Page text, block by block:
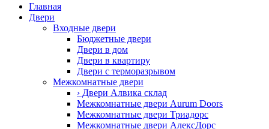
Главная
Двери
Входные двери
Бюджетные двери
Двери в дом
Двери в квартиру
Двери с терморазрывом
Межкомнатные двери
› Двери Алвика склад
Межкомнатные двери Aurum Doors
Межкомнатные двери Триадорс
Межкомнатные двери АлексДорс